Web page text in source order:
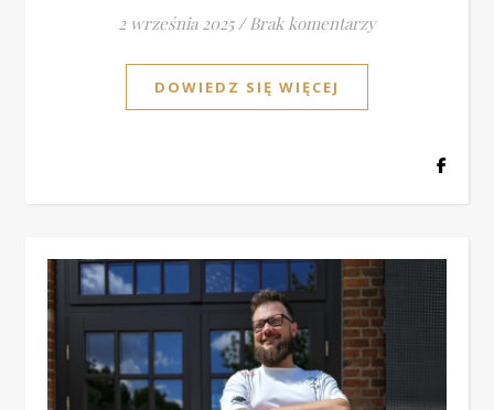
2 września 2025 / Brak komentarzy
DOWIEDZ SIĘ WIĘCEJ